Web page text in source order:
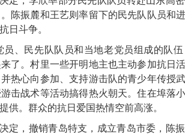
陈振麓和王艺则率留下的民先队队员和
日斗争。
、民先队队员和当地老党员组成的队
了。村里一些开明地主也主动参加抗日
热心向参加、支持游击队的青少年传授
击战术等活动搞得热火朝天。住在埠落
供。群众的抗日爱国热情空前高涨。
定，撤销青岛特支，成立青岛市委，陈